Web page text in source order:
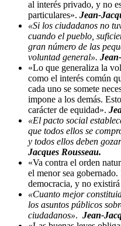
al interés privado, y no
particulares». Jean-
«Si los ciudadanos no
cuando el pueblo,
gran número de las
voluntad general».
«Lo que generaliza la
como el interés común
cada uno se somete
impone a los demás.
carácter de equidad».
«El pacto social
que todos ellos se
y todos ellos deben
Jacques Rousseau.
«Va contra el orden
el menor sea
democracia, y no existirá
«Cuanto mejor
los asuntos públicos
ciudadanos». Jean-